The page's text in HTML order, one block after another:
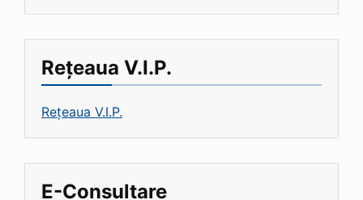
Rețeaua V.I.P.
Rețeaua V.I.P.
E-Consultare